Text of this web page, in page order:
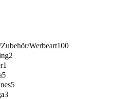
Werbeart100
2
1
5
5
3